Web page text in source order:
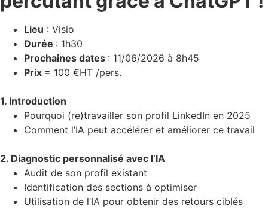
Lieu : Visio
Durée : 1h30
Prochaines dates : 11/06/2026 à 8h45
Prix = 100 €HT /pers.
1. Introduction
Pourquoi (re)travailler son profil LinkedIn en 2025
Comment l’IA peut accélérer et améliorer ce travail
2. Diagnostic personnalisé avec l’IA
Audit de son profil existant
Identification des sections à optimiser
Utilisation de l’IA pour obtenir des retours ciblés